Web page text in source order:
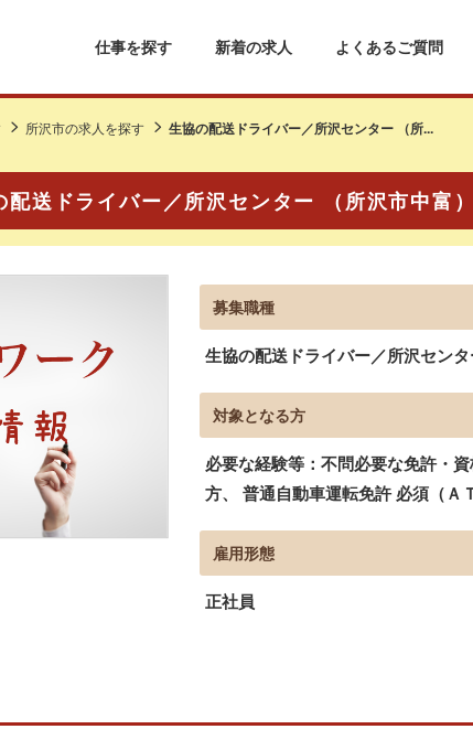
仕事を探す 新着の求人 よくあるご質問
所沢市の求人を探す 生協の配送ドライバー／所沢センター （所...
配送ドライバー／所沢センター （所沢市中富
募集職種
生協の配送ドライバー／所沢セン
対象となる方
必要な経験等：不問必要な免許・
方、 普通自動車運転免許 必須（Ａ
雇用形態
正社員